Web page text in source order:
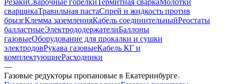
сварщикаТравильная пастаСпрей и жидкость против
брызгКлемма заземленияКабель соединительныйРеостаты
балластныеЭлектрододержателиБаллоны
газовыеОборудование для прокалки и сушки
электродовРукава газовыеКабель КГ и
комплектующиеРасходники
—
Газовые редукторы пропановые в Екатеринбурге